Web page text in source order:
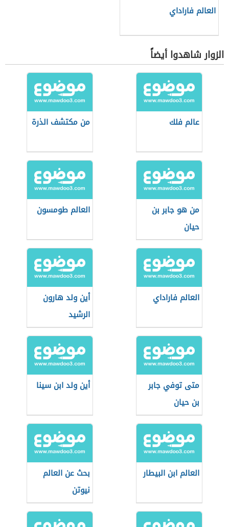
العالم فاراداي
الزوار شاهدوا أيضاً
عالم فلك من مكتشف الذرة
من هو جابر بن
حيان
العالم طومسون
العالم فاراداي
أين ولد هارون
الرشيد
متى توفي جابر
بن حيان
أين ولد ابن سينا
العالم ابن البيطار
بحث عن العالم
نيوتن